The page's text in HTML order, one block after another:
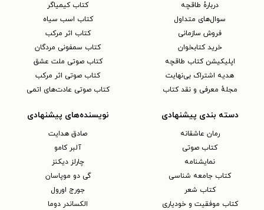
دربارهٔ طاقچه
سوال‌های متداول
فروش سازمانی
خرید کتابخوان
اپلیکیشن کتاب طاقچه
هدیه اشتراک بی‌نهایت
مجلهٔ معرفی و نقد کتاب
کتاب کیمیاگر
کتاب اسب سیاه
کتاب اثر مرکب
کتاب سمفونی مردگان
کتاب صوتی ملت عشق
کتاب صوتی اثر مرکب
کتاب صوتی عادت‌های اتمی
دسته بندی پیشنهادی
رمان عاشقانه
کتاب‌ صوتی
نمایشنامه
کتاب جامعه شناسی
کتاب شعر
کتاب موفقیت و خودیاری
نویسنده‌های پیشنهادی
صادق هدایت
آلبر کامو
چارلز دیکنز
گی دو موپاسان
جورج اورول
الکساندر دوما